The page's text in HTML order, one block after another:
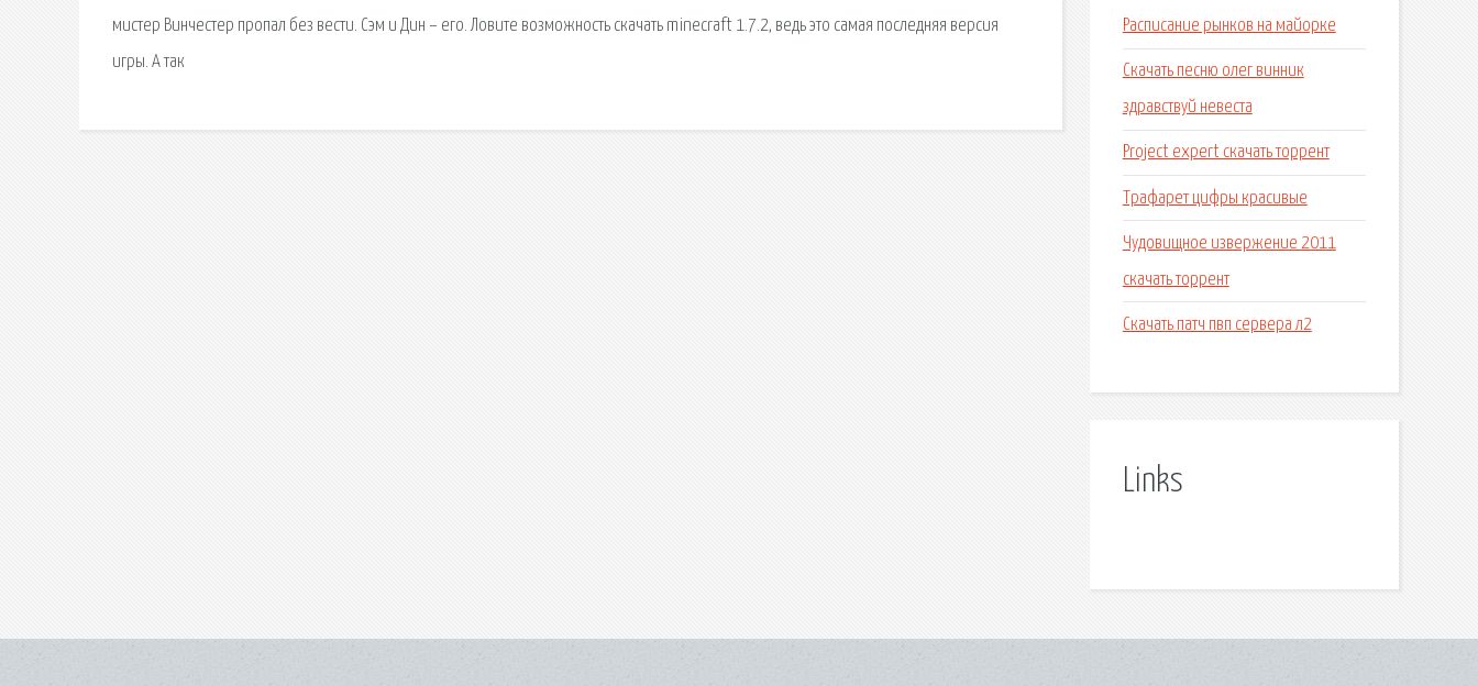
мистер Винчестер пропал без вести. Сэм и Дин – его. Ловите возможность скачать minecraft 1.7.2, ведь это самая последняя версия
игры. А так
Расписание рынков на майорке
Скачать песню олег винник
здравствуй невеста
Project expert скачать торрент
Трафарет цифры красивые
Чудовищное извержение 2011
скачать торрент
Скачать патч пвп сервера л2
Links